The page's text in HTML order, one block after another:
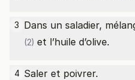
3 Dans un saladier,
(2) et l’huile d’olive.
4 Saler et poivrer.